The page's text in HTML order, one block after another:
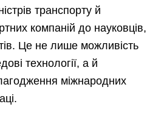
транспорту й
компаній до науковців,
Це не лише можливість
технології, а й
міжнародних